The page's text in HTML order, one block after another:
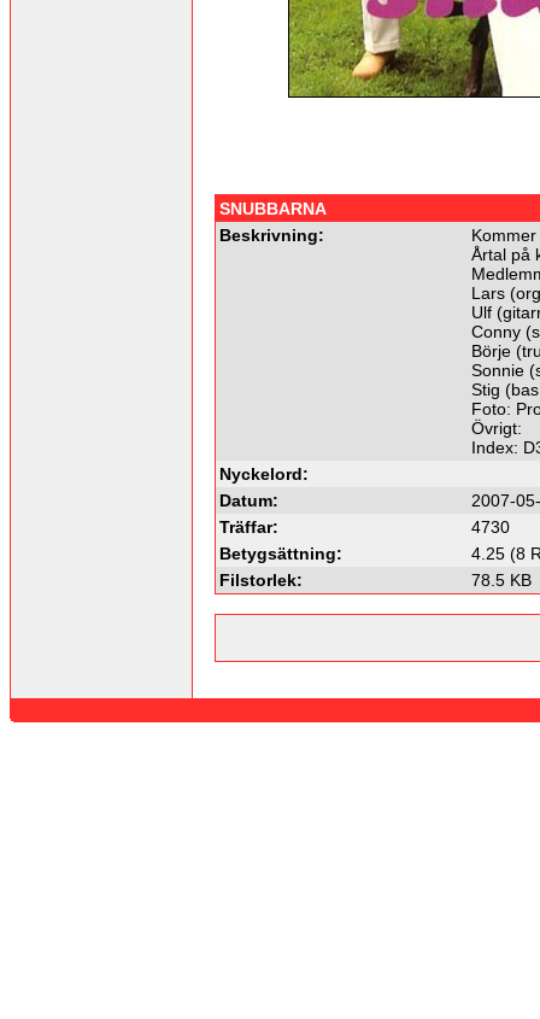
SNUBBARNA
Beskrivning:
Årtal på
Lars
Ulf
Conny
Börje
Sonnie
Stig
Foto:
Övrigt:
Index:
Nyckelord:
Datum:
2007-
Träffar:
4730
Betygsättning:
4.25 (8
Filstorlek:
78.5 KB